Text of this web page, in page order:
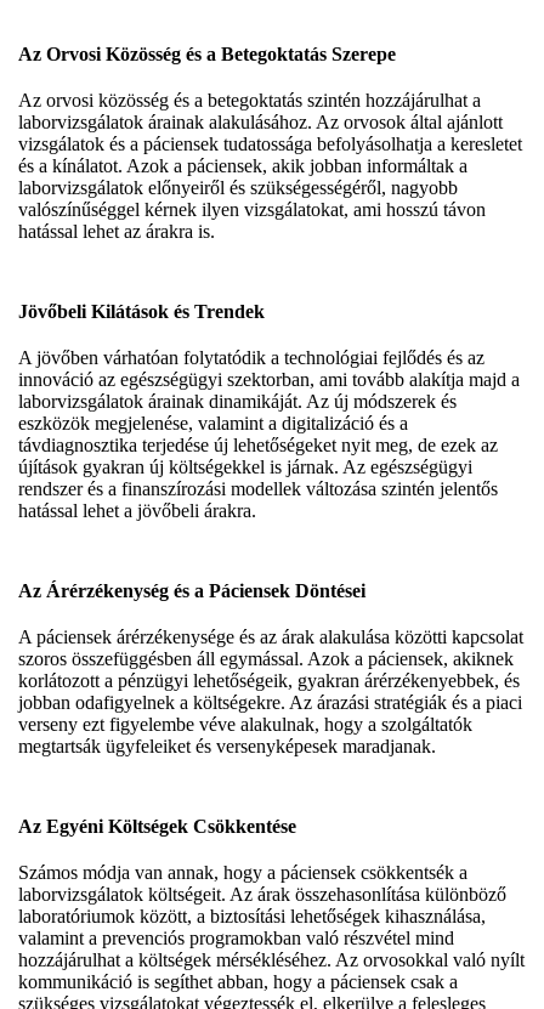
Az Orvosi Közösség és a Betegoktatás Szerepe
Az orvosi közösség és a betegoktatás szintén hozzájárulhat a
laborvizsgálatok árainak alakulásához. Az orvosok által ajánlott
vizsgálatok és a páciensek tudatossága befolyásolhatja a keresletet
és a kínálatot. Azok a páciensek, akik jobban informáltak a
laborvizsgálatok előnyeiről és szükségességéről, nagyobb
valószínűséggel kérnek ilyen vizsgálatokat, ami hosszú távon
hatással lehet az árakra is.
Jövőbeli Kilátások és Trendek
A jövőben várhatóan folytatódik a technológiai fejlődés és az
innováció az egészségügyi szektorban, ami tovább alakítja majd a
laborvizsgálatok árainak dinamikáját. Az új módszerek és
eszközök megjelenése, valamint a digitalizáció és a
távdiagnosztika terjedése új lehetőségeket nyit meg, de ezek az
újítások gyakran új költségekkel is járnak. Az egészségügyi
rendszer és a finanszírozási modellek változása szintén jelentős
hatással lehet a jövőbeli árakra.
Az Árérzékenység és a Páciensek Döntései
A páciensek árérzékenysége és az árak alakulása közötti kapcsolat
szoros összefüggésben áll egymással. Azok a páciensek, akiknek
korlátozott a pénzügyi lehetőségeik, gyakran árérzékenyebbek, és
jobban odafigyelnek a költségekre. Az árazási stratégiák és a piaci
verseny ezt figyelembe véve alakulnak, hogy a szolgáltatók
megtartsák ügyfeleiket és versenyképesek maradjanak.
Az Egyéni Költségek Csökkentése
Számos módja van annak, hogy a páciensek csökkentsék a
laborvizsgálatok költségeit. Az árak összehasonlítása különböző
laboratóriumok között, a biztosítási lehetőségek kihasználása,
valamint a prevenciós programokban való részvétel mind
hozzájárulhat a költségek mérsékléséhez. Az orvosokkal való nyílt
kommunikáció is segíthet abban, hogy a páciensek csak a
szükséges vizsgálatokat végeztessék el, elkerülve a felesleges